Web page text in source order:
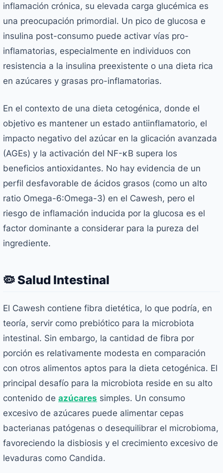
inflamación crónica, su elevada carga glucémica es
una preocupación primordial. Un pico de glucosa e
insulina post-consumo puede activar vías pro-
inflamatorias, especialmente en individuos con
resistencia a la insulina preexistente o una dieta rica
en azúcares y grasas pro-inflamatorias.
En el contexto de una dieta cetogénica, donde el
objetivo es mantener un estado antiinflamatorio, el
impacto negativo del azúcar en la glicación avanzada
(AGEs) y la activación del NF-κB supera los
beneficios antioxidantes. No hay evidencia de un
perfil desfavorable de ácidos grasos (como un alto
ratio Omega-6:Omega-3) en el Cawesh, pero el
riesgo de inflamación inducida por la glucosa es el
factor dominante a considerar para la pureza del
ingrediente.
🦠 Salud Intestinal
El Cawesh contiene fibra dietética, lo que podría, en
teoría, servir como prebiótico para la microbiota
intestinal. Sin embargo, la cantidad de fibra por
porción es relativamente modesta en comparación
con otros alimentos aptos para la dieta cetogénica. El
principal desafío para la microbiota reside en su alto
contenido de azúcares simples. Un consumo
excesivo de azúcares puede alimentar cepas
bacterianas patógenas o desequilibrar el microbioma,
favoreciendo la disbiosis y el crecimiento excesivo de
levaduras como Candida.